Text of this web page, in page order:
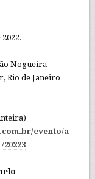
Nogueira
Rio de Janeiro
evento/a-